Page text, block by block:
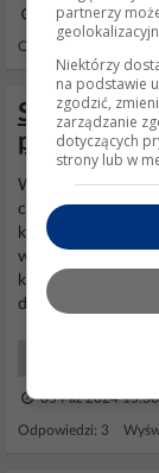
09 Maj 2025
Odpowiedzi: 1
Suszarka
podaje
W suszarcez
ciepła. Jest to
kompresorem.
wodę i ponownie
kompresor
dojść do
05 Paź 2024 15:36
Odpowiedzi: 3
partnerzy
Niektórzy
na podstawie
zgodzić,
zarządzanie
dotyczących
strony lub w